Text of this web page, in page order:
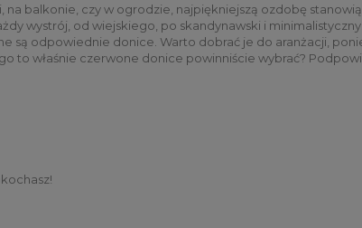
balkonie, czy w ogrodzie, najpiękniejszą ozdobę
wystrój, od wiejskiego, po skandynawski i
są odpowiednie donice. Warto dobrać je do aranżacji,
to właśnie czerwone donice powinniście wybrać?